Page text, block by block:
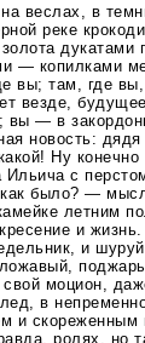
веслах, в
реке
дукатами
— копилками
вы; там, где
везде,
вы — в
новость:
Ну
Ильича с
было? —
летним
и жизнь.
и
моцион,
в
и скореженным
ролях, но